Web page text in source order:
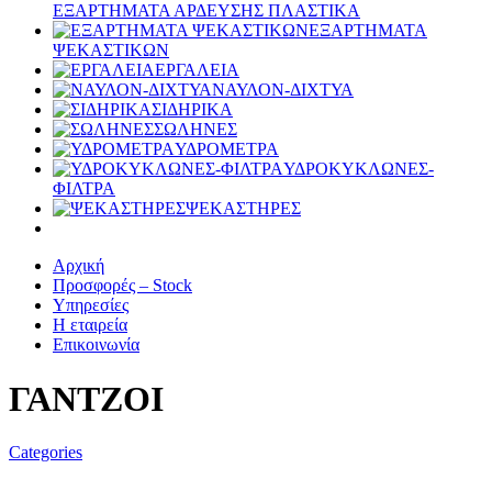
ΕΞΑΡΤΗΜΑΤΑ ΑΡΔΕΥΣΗΣ ΠΛΑΣΤΙΚΑ
ΕΞΑΡΤΗΜΑΤΑ
ΨΕΚΑΣΤΙΚΩΝ
ΕΡΓΑΛΕΙΑ
ΝΑΥΛΟΝ-ΔΙΧΤΥΑ
ΣΙΔΗΡΙΚΑ
ΣΩΛΗΝΕΣ
ΥΔΡΟΜΕΤΡΑ
ΥΔΡΟΚΥΚΛΩΝΕΣ-
ΦΙΛΤΡΑ
ΨΕΚΑΣΤΗΡΕΣ
Αρχική
Προσφορές – Stock
Υπηρεσίες
Η εταιρεία
Επικοινωνία
ΓΑΝΤΖΟΙ
Categories